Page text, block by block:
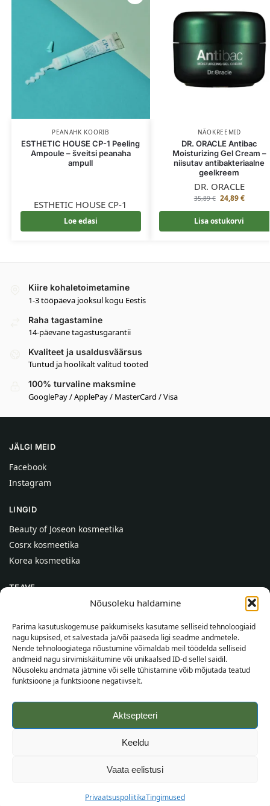
Nõusoleku haldamine
Parima kasutuskogemuse pakkumiseks kasutame selliseid tehnoloogiaid
nagu küpsised, et salvestada ja/või pääseda ligi seadme andmetele.
Nende tehnoloogiatega nõustumine võimaldab meil töödelda selliseid
andmeid nagu sirvimiskäitumine või unikaalsed ID-d sellel saidil.
Nõusoleku andmata jätmine või selle tühistamine võib mõjutada teatud
funktsioone ja funktsioone negatiivselt.
Aktsepteeri
Keeldu
Vaata eelistusi
PrivaatsuspoliitikaTingimused
PEANAHK KOORIB
ESTHETIC HOUSE CP-1 Peeling
Ampoule – šveitsi peanaha
ampull
ESTHETIC HOUSE CP-1
Loe edasi
NÄOKREEMID
DR. ORACLE Antibac
Moisturizing Gel Cream –
niisutav antibakteriaalne
geelkreem
DR. ORACLE
35,89€ 24,89€
Lisa ostukorvi
Kiire kohaletoimetamine
1-3 tööpäeva jooksul kogu Eestis
Raha tagastamine
14-päevane tagastusgarantii
Kvaliteet ja usaldusväärsus
Tuntud ja hoolikalt valitud tooted
100% turvaline maksmine
GooglePay / ApplePay / MasterCard / Visa
JÄLGI MEID
Facebook
Instagram
LINGID
Beauty of Joseon kosmeetika
Cosrx kosmeetika
Korea kosmeetika
TEAVE
Kontaktid
Abi
TEAVE OSTJALE
Tarnetingimused
Tingimused
Veebikaart